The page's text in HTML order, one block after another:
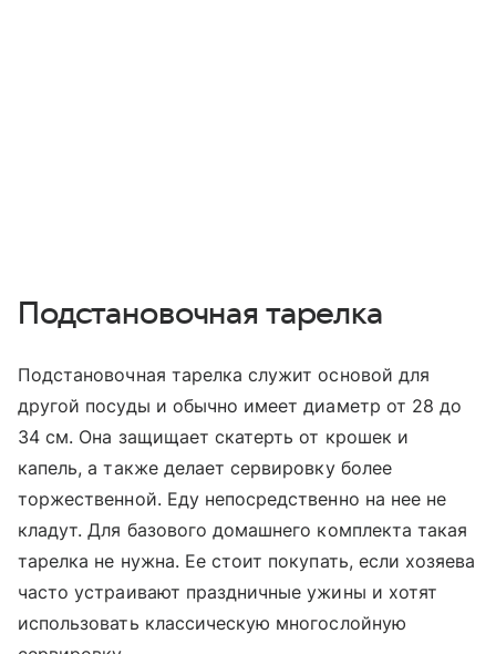
Подстановочная тарелка
Подстановочная тарелка служит основой для
другой посуды и обычно имеет диаметр от 28 до
34 см. Она защищает скатерть от крошек и
капель, а также делает сервировку более
торжественной. Еду непосредственно на нее не
кладут. Для базового домашнего комплекта такая
тарелка не нужна. Ее стоит покупать, если хозяева
часто устраивают праздничные ужины и хотят
использовать классическую многослойную